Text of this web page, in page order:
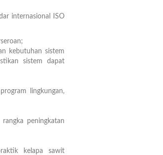
internasional ISO
kebutuhan sistem
sistem dapat
lingkungan,
peningkatan
kelapa sawit